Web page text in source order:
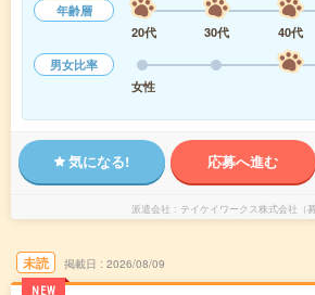
年齢層
20代
30代 40代
男女比率
女性
気になる! 応募へ進む
派遣会社 テイケイワークス株式会社（
未読
NEW
掲載日 2026/08/09